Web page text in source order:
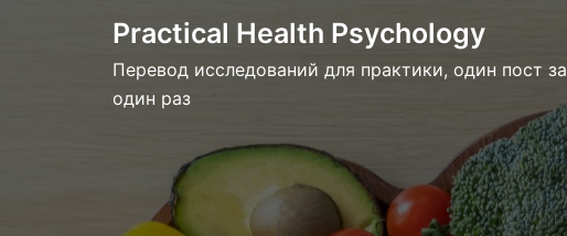
Practical Health Psychology
Перевод исследований для практики, один пост за
один раз